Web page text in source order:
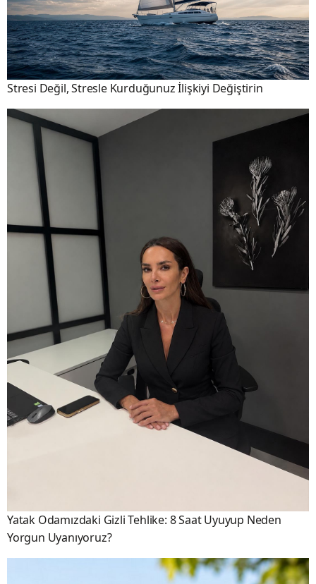
Stresi Değil, Stresle Kurduğunuz İlişkiyi Değiştirin
Yatak Odamızdaki Gizli Tehlike: 8 Saat Uyuyup Neden
Yorgun Uyanıyoruz?